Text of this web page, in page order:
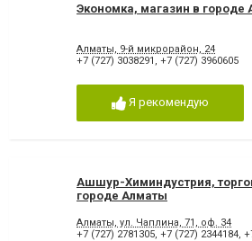
Экономка, магазин в городе
Алматы, 9-й микрорайон, 24
+7 (727) 3038291 , +7 (727) 3960605
Я рекомендую
Ашшур-Химиндустрия,
городе Алматы
Алматы, ул. Чаплина, 71, оф. 34
+7 (727) 2781305, +7 (727) 2344184,